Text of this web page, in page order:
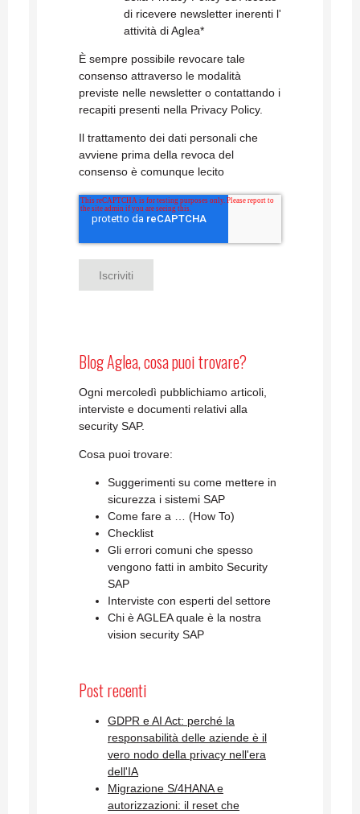
di ricevere newsletter inerenti l'
attività di Aglea*
È sempre possibile revocare tale
consenso attraverso le modalità
previste nelle newsletter o contattando i
recapiti presenti nella Privacy Policy.
Il trattamento dei dati personali che
avviene prima della revoca del
consenso è comunque lecito
Blog Aglea, cosa puoi trovare?
Ogni mercoledì pubblichiamo articoli,
interviste e documenti relativi alla
security SAP.
Cosa puoi trovare:
Suggerimenti su come mettere in
sicurezza i sistemi SAP
Come fare a … (How To)
Checklist
Gli errori comuni che spesso
vengono fatti in ambito Security
SAP
Interviste con esperti del settore
Chi è AGLEA quale è la nostra
vision security SAP
Post recenti
GDPR e AI Act: perché la
responsabilità delle aziende è il
vero nodo della privacy nell'era
dell'IA
Migrazione S/4HANA e
autorizzazioni: il reset che